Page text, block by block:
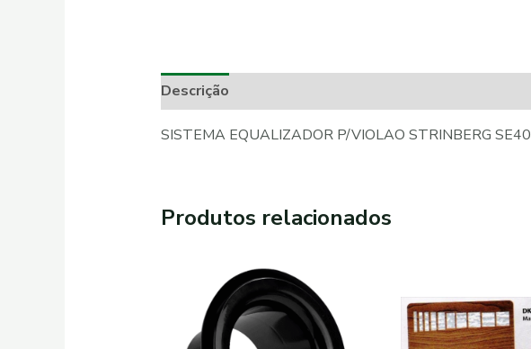
Descrição
SISTEMA EQUALIZADOR P/VIOLAO STRINBERG SE40
Produtos relacionados